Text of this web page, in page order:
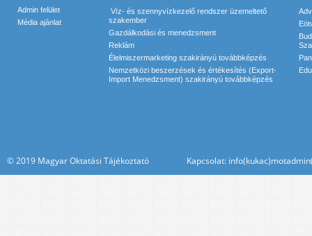
Admin felület
Média ajánlat
Víz- és szennyvízkezelő rendszer üzemeltető
szakember
Gazdálkodási és menedzsment
Reklám
Élelmiszermarketing szakirányú továbbképzés
Nemzetközi beszerzések és értékesítés (Export-
Import Menedzsment) szakirányú továbbképzés
© 2019 Magyar Oktatási Tájékoztató Kapcsolat: